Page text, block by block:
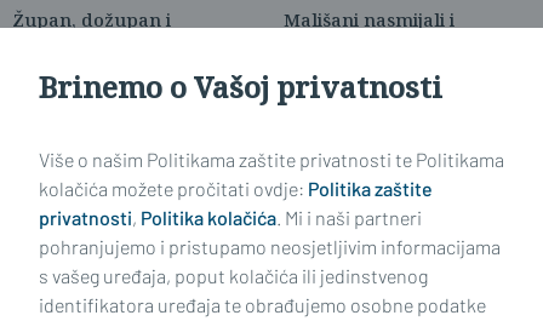
Župan, dožupan i
Mališani nasmijali i
Otvoren novoobnovljeni vrtić
„Vjeverica“
Brinemo o Vašoj privatnosti
Više o našim Politikama zaštite privatnosti te Politikama
kolačića možete pročitati ovdje: Politika zaštite
privatnosti, Politika kolačića. Mi i naši partneri
pohranjujemo i pristupamo neosjetljivim informacijama
s vašeg uređaja, poput kolačića ili jedinstvenog
identifikatora uređaja te obrađujemo osobne podatke